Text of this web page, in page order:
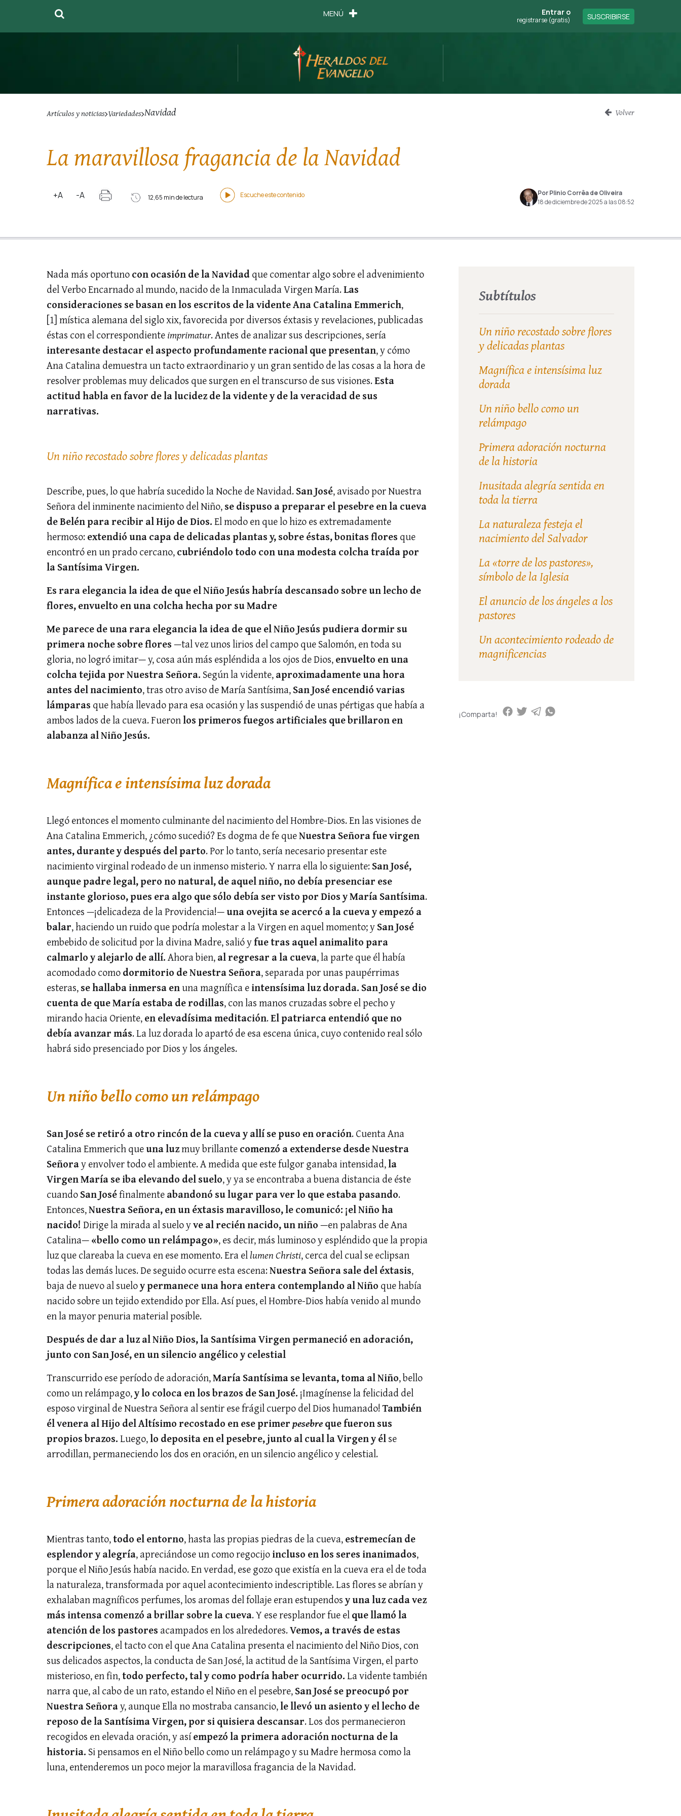
MENÚ Entrar o
registrarse (gratis) SUSCRIBIRSE
Artículos y noticias Variedades Navidad Volver
La maravillosa fragancia de la Navidad
+A -A 12,65 min de lectura Escuche este contenido
Por Plinio Corrêa de Oliveira
18 de diciembre de 2025 a las 08:52
Nada más oportunocon ocasión de la Navidadque comentar algo sobre el advenimiento
del Verbo Encarnado al mundo, nacido de la Inmaculada Virgen María.Las
consideraciones se basan en los escritos de la vidente Ana Catalina Emmerich,
[1] mística alemana del siglo xix, favorecida por diversos éxtasis y revelaciones, publicadas
éstas con el correspondienteimprimatur. Antes de analizar sus descripciones, sería
interesante destacar el aspecto profundamente racional que presentan, y cómo
Ana Catalina demuestra un tacto extraordinario y un gran sentido de las cosas a la hora de
resolver problemas muy delicados que surgen en el transcurso de sus visiones.Esta
actitud habla en favor de la lucidez de la vidente y de la veracidad de sus
narrativas.
Un niño recostado sobre flores y delicadas plantas
Describe, pues, lo que habría sucedido la Noche de Navidad.San José, avisado por Nuestra
Señora del inminente nacimiento del Niño,se dispuso a preparar el pesebre en la cueva
de Belén para recibir al Hijo de Dios.El modo en que lo hizo es extremadamente
hermoso:extendió una capa de delicadas plantas y, sobre éstas, bonitas flores que
encontró en un prado cercano,cubriéndolo todo con una modesta colcha traída por
la Santísima Virgen.
Es rara elegancia la idea de que el Niño Jesús habría descansado sobre un lecho de
flores, envuelto en una colcha hecha por su Madre
Me parece de una rara elegancia la idea de que el Niño Jesús pudiera dormir su
primera noche sobre flores—tal vez unos lirios del campo que Salomón, en toda su
gloria, no logró imitar— y, cosa aún más espléndida a los ojos de Dios,envuelto en una
colcha tejida por Nuestra Señora. Según la vidente,aproximadamente una hora
antes del nacimiento, tras otro aviso de María Santísima,San José encendió varias
lámparas que había llevado para esa ocasión y las suspendió de unas pértigas que había a
ambos lados de la cueva. Fueronlos primeros fuegos artificiales que brillaron en
alabanza al Niño Jesús.
Magnífica e intensísima luz dorada
Llegó entonces el momento culminante del nacimiento del Hombre-Dios. En las visiones de
Ana Catalina Emmerich, ¿cómo sucedió? Es dogma de fe queNuestra Señora fue virgen
antes, durante y después del parto. Por lo tanto, sería necesario presentar este
nacimiento virginal rodeado de un inmenso misterio. Y narra ella lo siguiente:San José,
aunque padre legal, pero no natural, de aquel niño, no debía presenciar ese
instante glorioso, pues era algo que sólo debía ser visto por Dios y María Santísima.
Entonces —¡delicadeza de la Providencia!—una ovejita se acercó a la cueva y empezó a
balar, haciendo un ruido que podría molestar a la Virgen en aquel momento; ySan José
embebido de solicitud por la divina Madre, salió yfue tras aquel animalito para
calmarlo y alejarlo de allí.Ahora bien,al regresar a la cueva, la parte que él había
acomodado comodormitorio de Nuestra Señora, separada por unas paupérrimas
esteras,se hallaba inmersa enuna magnífica eintensísima luz dorada. San José se dio
cuenta de que María estaba de rodillas, con las manos cruzadas sobre el pecho y
mirando hacia Oriente,en elevadísima meditación.El patriarca entendió que no
debía avanzar más. La luz dorada lo apartó de esa escena única, cuyo contenido real sólo
habrá sido presenciado por Dios y los ángeles.
Un niño bello como un relámpago
San José se retiró a otro rincón de la cueva y allí se puso en oración. Cuenta Ana
Catalina Emmerich queuna luzmuy brillantecomenzó a extenderse desde Nuestra
Señoray envolver todo el ambiente. A medida que este fulgor ganaba intensidad,la
Virgen María se iba elevando del suelo, y ya se encontraba a buena distancia de éste
cuandoSan Joséfinalmenteabandonó su lugar para ver lo que estaba pasando.
Entonces,Nuestra Señora, en un éxtasis maravilloso, le comunicó: ¡el Niño ha
nacido! Dirige la mirada al suelo yve al recién nacido, un niño—en palabras de Ana
Catalina—«bello como un relámpago», es decir, más luminoso y espléndido que la propia
luz que clareaba la cueva en ese momento. Era ellumen Christi, cerca del cual se eclipsan
todas las demás luces. De seguido ocurre esta escena:Nuestra Señora sale del éxtasis,
baja de nuevo al sueloy permanece una hora entera contemplando al Niño que había
nacido sobre un tejido extendido por Ella. Así pues, el Hombre-Dios había venido al mundo
en la mayor penuria material posible.
Después de dar a luz al Niño Dios, la Santísima Virgen permaneció en adoración,
junto con San José, en un silencio angélico y celestial
Transcurrido ese período de adoración,María Santísima se levanta, toma al Niño, bello
como un relámpago,y lo coloca en los brazos de San José. ¡Imagínense la felicidad del
esposo virginal de Nuestra Señora al sentir ese frágil cuerpo del Dios humanado!También
él venera al Hijo del Altísimo recostado en ese primerpesebreque fueron sus
propios brazos.Luego,lo deposita en el pesebre, junto al cual la Virgen y élse
arrodillan, permaneciendo los dos en oración, en un silencio angélico y celestial.
Primera adoración nocturna de la historia
Mientras tanto,todo el entorno, hasta las propias piedras de la cueva,estremecían de
esplendor y alegría, apreciándose un como regocijoincluso en los seres inanimados,
porque el Niño Jesús había nacido. En verdad, ese gozo que existía en la cueva era el de toda
la naturaleza, transformada por aquel acontecimiento indescriptible. Las flores se abrían y
exhalaban magníficos perfumes, los aromas del follaje eran estupendosy una luz cada vez
más intensa comenzó a brillar sobre la cueva. Y ese resplandor fue elque llamó la
atención de los pastores acampados en los alrededores.Vemos, a través de estas
descripciones, el tacto con el que Ana Catalina presenta el nacimiento del Niño Dios, con
sus delicados aspectos, la conducta de San José, la actitud de la Santísima Virgen, el parto
misterioso, en fin,todo perfecto, tal y como podría haber ocurrido.La vidente también
narra que, al cabo de un rato, estando el Niño en el pesebre,San José se preocupó por
Nuestra Señoray, aunque Ella no mostraba cansancio,le llevó un asiento y el lecho de
reposo de la Santísima Virgen, por si quisiera descansar. Los dos permanecieron
recogidos en elevada oración, y asíempezó la primera adoración nocturna de la
historia. Si pensamos en el Niño bello como un relámpago y su Madre hermosa como la
luna, entenderemos un poco mejor la maravillosa fragancia de la Navidad.
Subtítulos
Un niño recostado sobre flores
y delicadas plantas
Magnífica e intensísima luz
dorada
Un niño bello como un
relámpago
Primera adoración nocturna
de la historia
Inusitada alegría sentida en
toda la tierra
La naturaleza festeja el
nacimiento del Salvador
La «torre de los pastores»,
símbolo de la Iglesia
El anuncio de los ángeles a los
pastores
Un acontecimiento rodeado de
magnificencias
¡Comparta!